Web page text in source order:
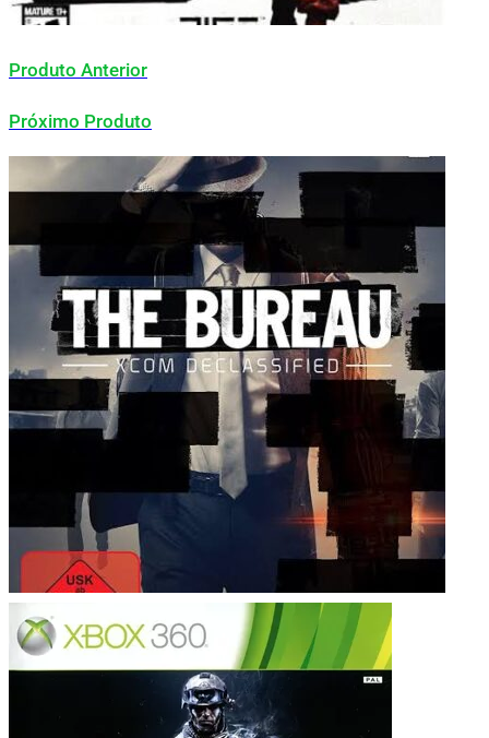
Produto Anterior
Próximo Produto